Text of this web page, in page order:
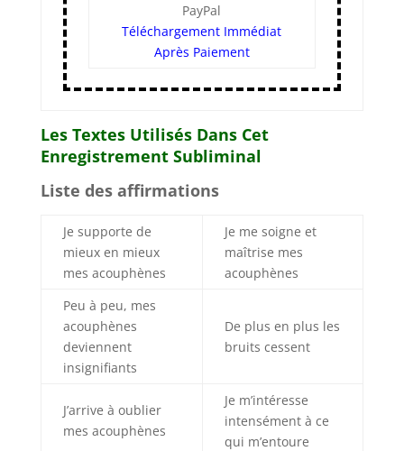
PayPal
Téléchargement Immédiat
Après Paiement
Les Textes Utilisés Dans Cet
Enregistrement Subliminal
Liste des affirmations
Je supporte de
mieux en mieux
mes acouphènes
Je me soigne et
maîtrise mes
acouphènes
Peu à peu, mes
acouphènes
deviennent
insignifiants
De plus en plus les
bruits cessent
J’arrive à oublier
mes acouphènes
Je m’intéresse
intensément à ce
qui m’entoure